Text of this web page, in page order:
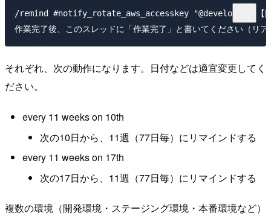
/remind #notify_rotate_aws_accesskey "@developers 【開発
それぞれ、次の動作になります。日付などは適宜変更してく
ださい。
every 11 weeks on 10th
次の10日から、11週（77日毎）にリマインドする
every 11 weeks on 17th
次の17日から、11週（77日毎）にリマインドする
複数の環境（開発環境・ステージング環境・本番環境など）